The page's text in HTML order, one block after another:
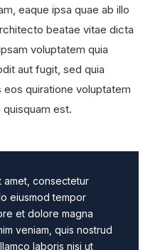
eaque ipsa quae ab illo
beatae vitae dicta
voluptatem quia
aut fugit, sed quia
quiratione voluptatem
est.
amet, consectetur
eiusmod tempor
et dolore magna
veniam, quis nostrud
laboris nisi ut